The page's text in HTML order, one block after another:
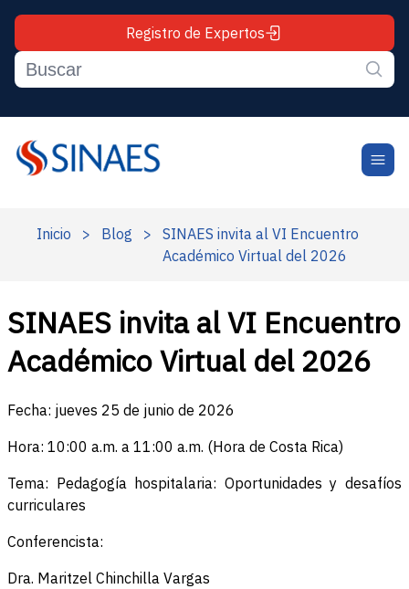
Registro de Expertos
Inicio > Blog >
SINAES invita al VI Encuentro
Académico Virtual del 2026
SINAES invita al VI Encuentro
Académico Virtual del 2026
Fecha: jueves 25 de junio de 2026
Hora: 10:00 a.m. a 11:00 a.m. (Hora de Costa Rica)
Tema: Pedagogía hospitalaria: Oportunidades y desafíos
curriculares
Conferencista:
Dra. Maritzel Chinchilla Vargas